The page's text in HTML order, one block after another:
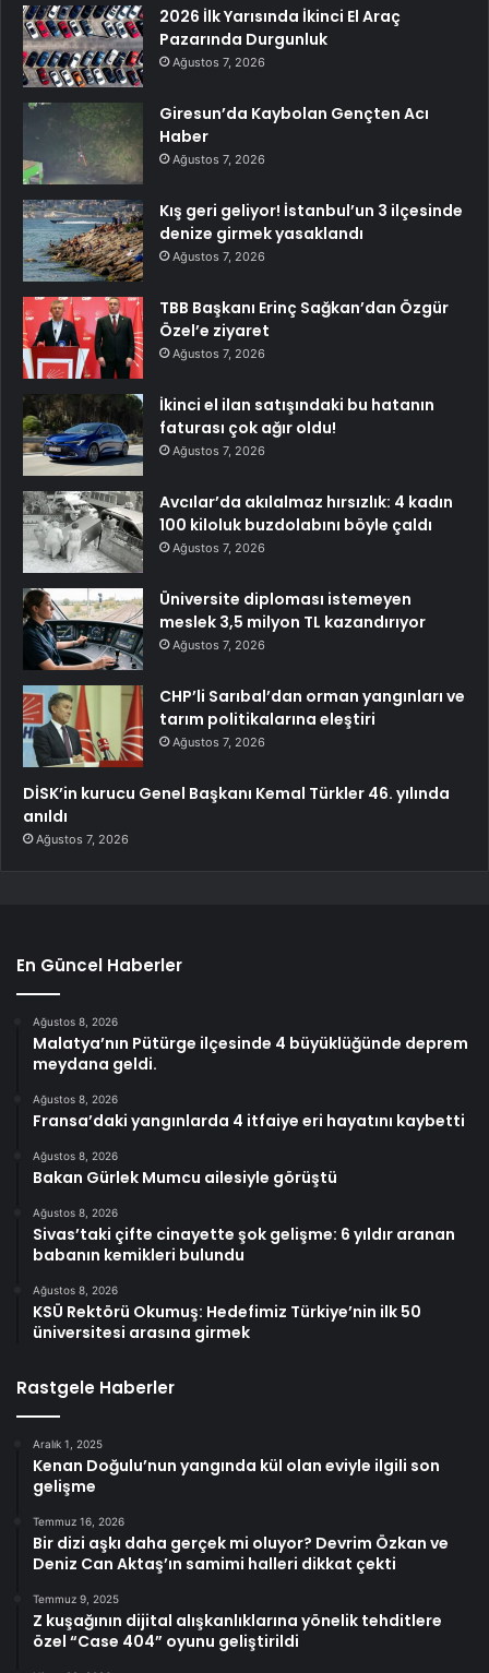
2026 İlk Yarısında İkinci El Araç
Pazarında Durgunluk
Ağustos 7, 2026
Giresun’da Kaybolan Gençten Acı
Haber
Ağustos 7, 2026
Kış geri geliyor! İstanbul’un 3 ilçesinde
denize girmek yasaklandı
Ağustos 7, 2026
TBB Başkanı Erinç Sağkan’dan Özgür
Özel’e ziyaret
Ağustos 7, 2026
İkinci el ilan satışındaki bu hatanın
faturası çok ağır oldu!
Ağustos 7, 2026
Avcılar’da akılalmaz hırsızlık: 4 kadın
100 kiloluk buzdolabını böyle çaldı
Ağustos 7, 2026
Üniversite diploması istemeyen
meslek 3,5 milyon TL kazandırıyor
Ağustos 7, 2026
CHP’li Sarıbal’dan orman yangınları ve
tarım politikalarına eleştiri
Ağustos 7, 2026
DİSK’in kurucu Genel Başkanı Kemal Türkler 46. yılında
anıldı
Ağustos 7, 2026
En Güncel Haberler
Ağustos 8, 2026
Malatya’nın Pütürge ilçesinde 4 büyüklüğünde deprem
meydana geldi.
Ağustos 8, 2026
Fransa’daki yangınlarda 4 itfaiye eri hayatını kaybetti
Ağustos 8, 2026
Bakan Gürlek Mumcu ailesiyle görüştü
Ağustos 8, 2026
Sivas’taki çifte cinayette şok gelişme: 6 yıldır aranan
babanın kemikleri bulundu
Ağustos 8, 2026
KSÜ Rektörü Okumuş: Hedefimiz Türkiye’nin ilk 50
üniversitesi arasına girmek
Rastgele Haberler
Aralık 1, 2025
Kenan Doğulu’nun yangında kül olan eviyle ilgili son
gelişme
Temmuz 16, 2026
Bir dizi aşkı daha gerçek mi oluyor? Devrim Özkan ve
Deniz Can Aktaş’ın samimi halleri dikkat çekti
Temmuz 9, 2025
Z kuşağının dijital alışkanlıklarına yönelik tehditlere
özel “Case 404” oyunu geliştirildi